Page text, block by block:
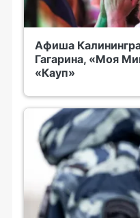
Афиша
Гагарина, «Моя
«Кауп»